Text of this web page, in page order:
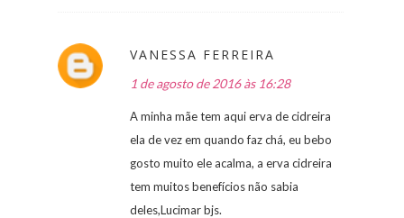
VANESSA FERREIRA
1 de agosto de 2016 às 16:28
A minha mãe tem aqui erva de cidreira
ela de vez em quando faz chá, eu bebo
gosto muito ele acalma, a erva cidreira
tem muitos benefícios não sabia
deles,Lucimar bjs.